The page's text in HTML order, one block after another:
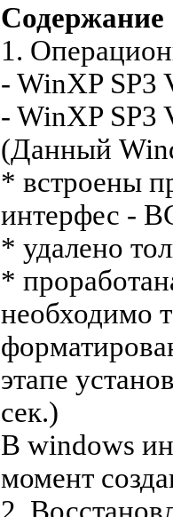
Содержание
1.
- WinXP SP3
- WinXP SP3
(Данный
* встроены
интерфес -
* удалено
*
необходимо
этапе
сек.)
В windows
момент